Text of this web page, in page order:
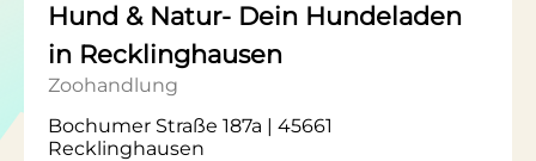
Hund & Natur- Dein Hundeladen
in Recklinghausen
Zoohandlung
Bochumer Straße 187a | 45661
Recklinghausen